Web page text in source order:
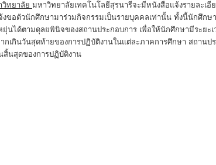
วิทยาลัย มหาวิทยาลัยเทคโนโลยีสุรนารีจะมีหนังสือแจ้งรายละเอี
งขอตัวนักศึกษามาร่วมกิจกรรมเป็นรายบุคคลเท่านั้น ทั้งนี้นักศึกษ
ยุ่นได้ตามดุลยพินิจของสถานประกอบการ เพื่อให้นักศึกษามีระยะเ
เกินวันสุดท้ายของการปฏิบัติงานในแต่ละภาคการศึกษา สถานป
นสุดของการปฏิบัติงาน